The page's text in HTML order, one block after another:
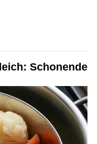
Schonende